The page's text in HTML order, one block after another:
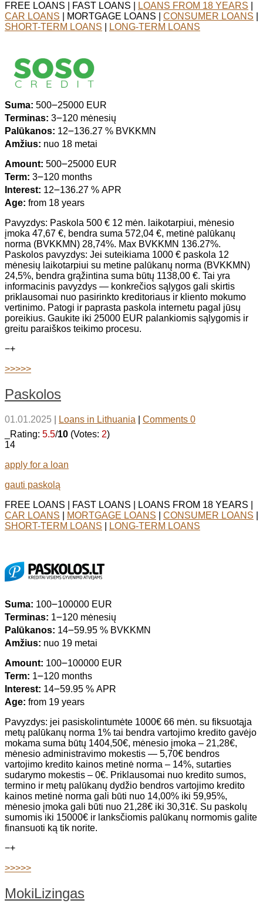
FREE LOANS | FAST LOANS |
LOANS FROM 18 YEARS
CAR LOANS | MORTGAGE LOANS | CONSUMER LOANS
SHORT-TERM LOANS
LONG-TERM LOANS
Suma: 500౼25000 EUR
Terminas: 3౼120 mėnesių
Palūkanos: 12౼136.27 % BVKKMN
Amžius: nuo 18 metai
Amount: 500౼25000 EUR
Term: 3౼120 months
Interest: 12౼136.27 % APR
Age: from 18 years
Pavyzdys: Paskola 500 € 12 mėn. laikotarpiui, mėnesio
įmoka 47,67 €, bendra suma 572,04 €, metinė palūkanų
norma (BVKKMN) 28,74%. Max BVKKMN 136.27%.
Paskolos pavyzdys: Jei suteikiama 1000 € paskola 12
mėnesių laikotarpiui su metine palūkanų norma (BVKKMN)
24,5%, bendra grąžintina suma būtų 1138,00 €. Tai yra
informacinis pavyzdys — konkrečios sąlygos gali skirtis
priklausomai nuo pasirinkto kreditoriaus ir kliento mokumo
vertinimo. Patogi ir paprasta paskola internetu pagal jūsų
poreikius. Gaukite iki 25000 EUR palankiomis sąlygomis ir
greitu paraiškos teikimo procesu.
−+
>>>>>
Paskolos
01.01.2025 Loans in Lithuania
Comments 0
_Rating: 5.5/10 (Votes: 2)
14
apply for a loan
gauti paskolą
FREE LOANS | FAST LOANS | LOANS FROM 18 YEARS |
CAR LOANS
MORTGAGE LOANS CONSUMER LOANS
SHORT-TERM LOANS
LONG-TERM LOANS
Suma: 100౼100000 EUR
Terminas: 1౼120 mėnesių
Palūkanos: 14౼59.95 % BVKKMN
Amžius: nuo 19 metai
Amount: 100౼100000 EUR
Term: 1౼120 months
Interest: 14౼59.95 % APR
Age: from 19 years
Pavyzdys: jei pasiskolintumėte 1000€ 66 mėn. su fiksuotąja
metų palūkanų norma 1% tai bendra vartojimo kredito gavėjo
mokama suma būtų 1404,50€, mėnesio įmoka – 21,28€,
mėnesio administravimo mokestis — 5,70€ bendros
vartojimo kredito kainos metinė norma – 14%, sutarties
sudarymo mokestis – 0€. Priklausomai nuo kredito sumos,
termino ir metų palūkanų dydžio bendros vartojimo kredito
kainos metinė norma gali būti nuo 14,00% iki 59,95%,
mėnesio įmoka gali būti nuo 21,28€ iki 30,31€. Su paskolų
sumomis iki 15000€ ir lanksčiomis palūkanų normomis galite
finansuoti ką tik norite.
−+
>>>>>
MokiLizingas